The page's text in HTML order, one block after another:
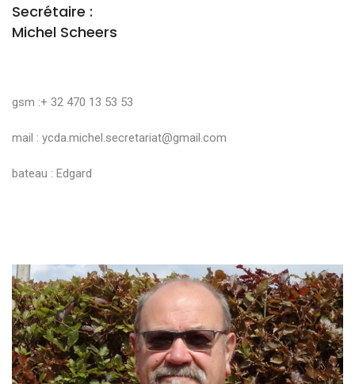
Secrétaire :
Michel Scheers
gsm :+ 32 470 13 53 53
mail : ycda.michel.secretariat@gmail.com
bateau : Edgard